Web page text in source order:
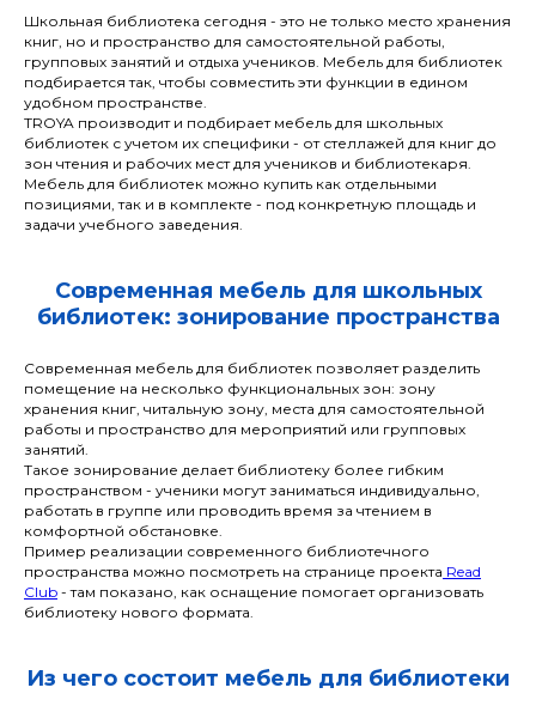
Школьная библиотека сегодня - это не только место хранения
книг, но и пространство для самостоятельной работы,
групповых занятий и отдыха учеников. Мебель для библиотек
подбирается так, чтобы совместить эти функции в едином
удобном пространстве.
TROYA производит и подбирает мебель для школьных
библиотек с учетом их специфики - от стеллажей для книг до
зон чтения и рабочих мест для учеников и библиотекаря.
Мебель для библиотек можно купить как отдельными
позициями, так и в комплекте - под конкретную площадь и
задачи учебного заведения.
Современная мебель для школьных
библиотек: зонирование пространства
Современная мебель для библиотек позволяет разделить
помещение на несколько функциональных зон: зону
хранения книг, читальную зону, места для самостоятельной
работы и пространство для мероприятий или групповых
занятий.
Такое зонирование делает библиотеку более гибким
пространством - ученики могут заниматься индивидуально,
работать в группе или проводить время за чтением в
комфортной обстановке.
Пример реализации современного библиотечного
пространства можно посмотреть на странице проекта Read
Club - там показано, как оснащение помогает организовать
библиотеку нового формата.
Из чего состоит мебель для библиотеки